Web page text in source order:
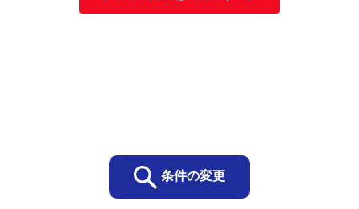
個人情報の利用目的
スの提供、お客様へのご連絡、関連するアフターサ
ービス、新商品や新たなサービスのご案内などに利
用します。
条件の変更